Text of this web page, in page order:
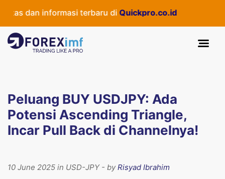
dan informasi terbaru diQuickpro.co.id
Peluang BUY USDJPY: Ada
Potensi Ascending Triangle,
Incar Pull Back di Channelnya!
10 June 2025 in USD-JPY - byRisyad Ibrahim